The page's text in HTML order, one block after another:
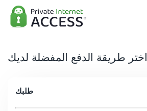
اختر طريقة الدفع المفضلة لديك
طلبك